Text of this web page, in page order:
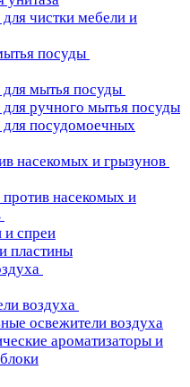
чистки мебели и
посуды
для мытья посуды
для ручного мытья посуды
для посудомоечных
насекомых и грызунов
против насекомых и
и спреи
пластины
воздуха
освежители воздуха
ароматизаторы и